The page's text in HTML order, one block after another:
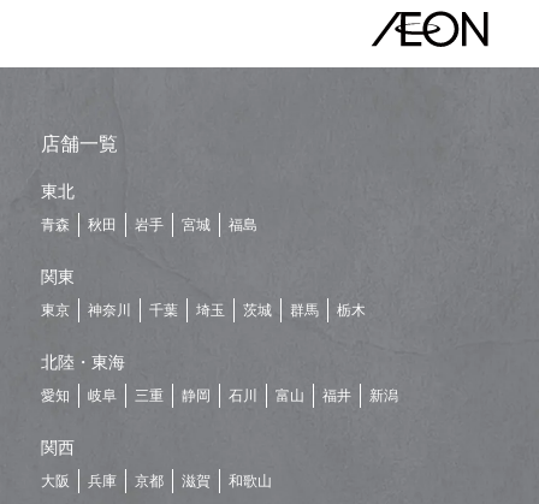
店舗一覧
東北
青森 秋田 岩手 宮城 福島
関東
東京 神奈川 千葉 埼玉 茨城 群馬 栃木
北陸・東海
愛知 岐阜 三重 静岡 石川 富山 福井 新潟
関西
大阪 兵庫 京都 滋賀 和歌山